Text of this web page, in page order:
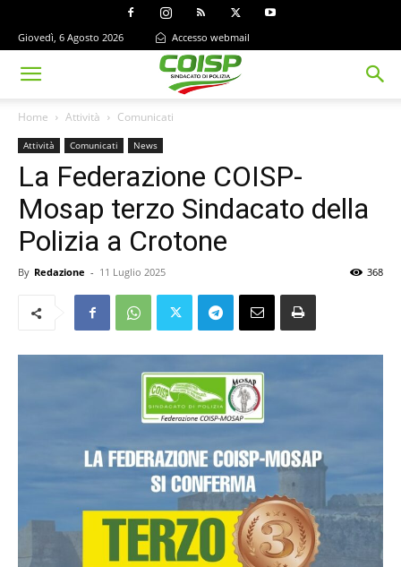
Giovedì, 6 Agosto 2026 Accesso webmail
Home Attività Comunicati
Attività Comunicati News
La Federazione COISP-
Mosap terzo Sindacato della
Polizia a Crotone
By Redazione - 11 Luglio 2025 368